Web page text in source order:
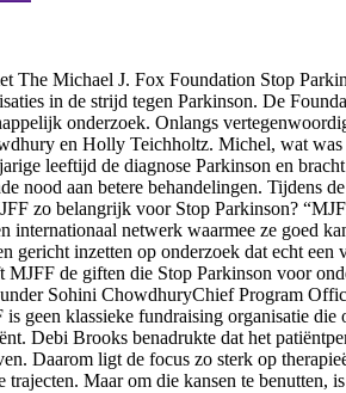
The Michael J. Fox Foundation Stop
in de strijd tegen Parkinson. De
onderzoek. Onlangs
en Holly Teichholtz. Michel, wat
leeftijd de diagnose Parkinson en
nood aan betere behandelingen. Tijdens
zo belangrijk voor Stop Parkinson?
netwerk waarmee ze goed
inzetten op onderzoek dat echt
de giften die Stop Parkinson voor
Sohini ChowdhuryChief Program
klassieke fundraising organisatie die
Debi Brooks benadrukte dat het
Daarom ligt de focus zo sterk op
Maar om die kansen te benutten,